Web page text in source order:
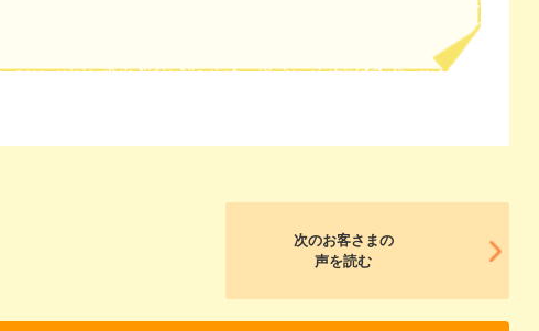
次のお客さまの
声を読む